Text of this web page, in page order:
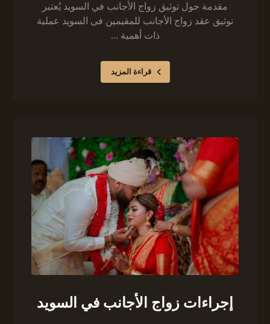
مقدمة حول توثيق زواج الأجانب في السويد يُعتبر
توثيق عقد زواج الأجانب للمقيمين فى السويد عملية
ذات أهمية ...
قراءة المزيد
إجراءات زواج الأجانب في السويد